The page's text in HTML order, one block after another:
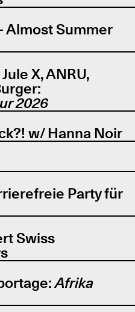
Almost Summer
Jule X, ANRU,
2026
w/ Hanna Noir
Party für
Swiss
Afrika